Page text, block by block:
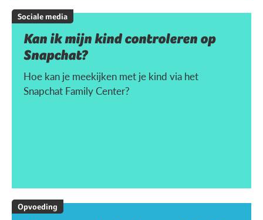
Sociale media
Kan ik mijn kind controleren op
Snapchat?
Hoe kan je meekijken met je kind via het
Snapchat Family Center?
Opvoeding